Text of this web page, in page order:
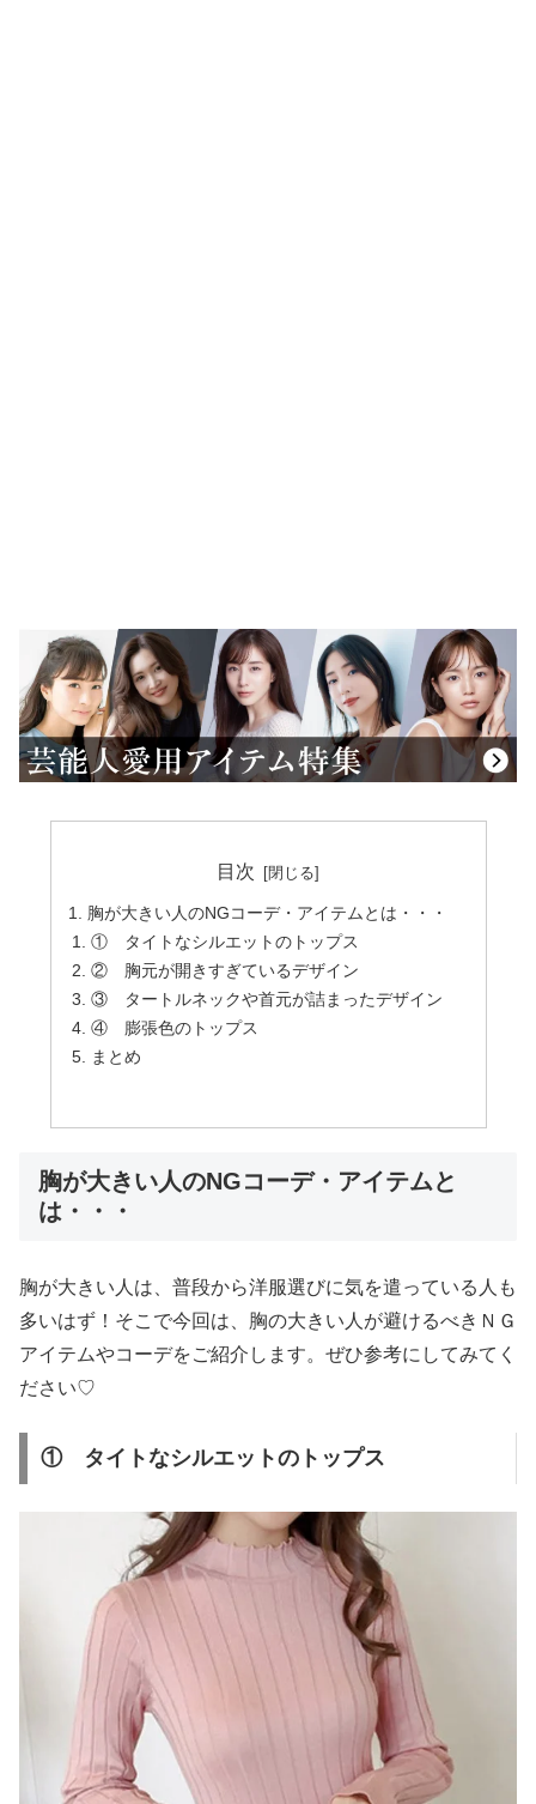
目次
胸が大きい人のNGコーデ・アイテムとは・・・
① タイトなシルエットのトップス
② 胸元が開きすぎているデザイン
③ タートルネックや首元が詰まったデザイン
④ 膨張色のトップス
まとめ
胸が大きい人のNGコーデ・アイテムと
は・・・
胸が大きい人は、普段から洋服選びに気を遣っている人も
多いはず！そこで今回は、胸の大きい人が避けるべきＮＧ
アイテムやコーデをご紹介します。ぜひ参考にしてみてく
ださい♡
① タイトなシルエットのトップス